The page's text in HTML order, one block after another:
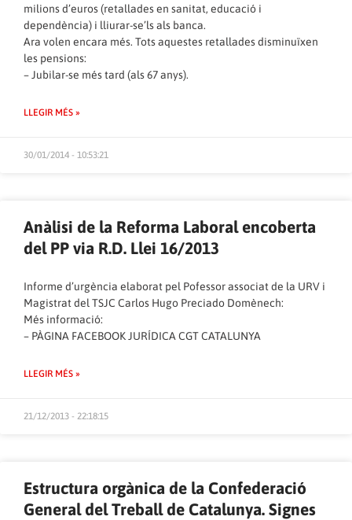
milions d’euros (retallades en sanitat, educació i
dependència) i lliurar-se’ls als banca.
Ara volen encara més. Tots aquestes retallades disminuïxen
les pensions:
– Jubilar-se més tard (als 67 anys).
LLEGIR MÉS »
30/01/2014 - 10:53:21
Anàlisi de la Reforma Laboral encoberta
del PP via R.D. Llei 16/2013
Informe d’urgència elaborat pel Pofessor associat de la URV i
Magistrat del TSJC Carlos Hugo Preciado Domènech:
Més informació:
– PÀGINA FACEBOOK JURÍDICA CGT CATALUNYA
LLEGIR MÉS »
21/12/2013 - 22:18:15
Estructura orgànica de la Confederació
General del Treball de Catalunya. Signes